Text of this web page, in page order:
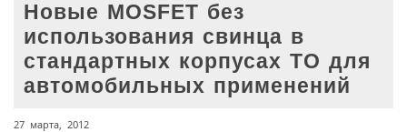
Новые MOSFET без
использования свинца в
стандартных корпусах TO для
автомобильных применений
27 марта, 2012